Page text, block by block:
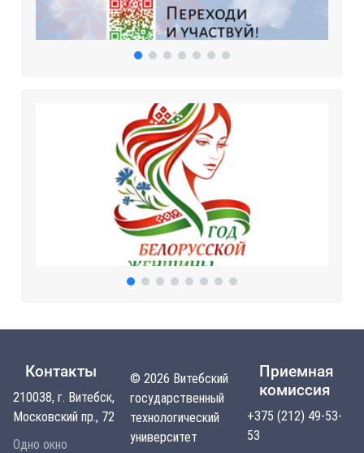
Контакты
210038, г. Витебск,
Московский пр., 72
Одно окно
© 2026 Витебский
государственный
технологический
университет
Приемная
комиссия
+375 (212) 49-53-
53